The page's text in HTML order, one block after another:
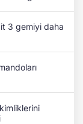
3 gemiyi daha
kimliklerini